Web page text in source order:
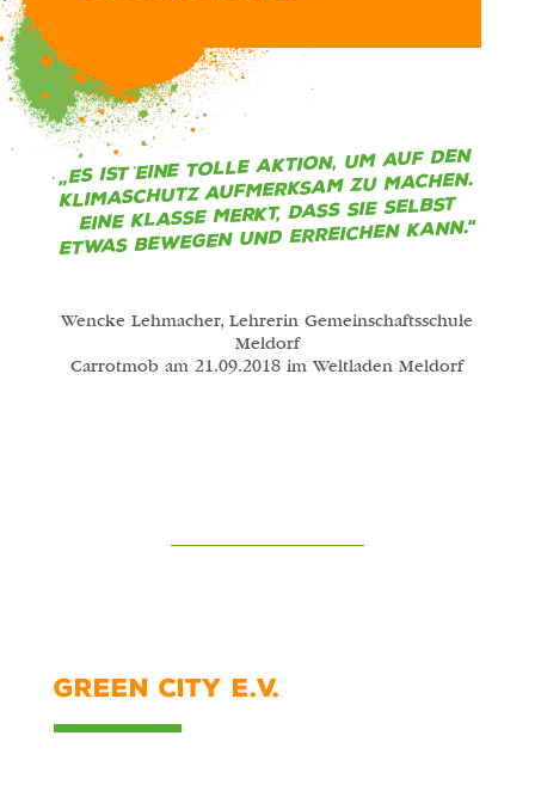
„Es ist eine tolle Aktion, um auf den
Klimaschutz aufmerksam zu machen.
Eine Klasse merkt, dass sie selbst
etwas bewegen und erreichen kann.“
Wencke Lehmacher, Lehrerin Gemeinschaftsschule
Meldorf
Carrotmob am 21.09.2018 im Weltladen Meldorf
GREEN CITY E.V.